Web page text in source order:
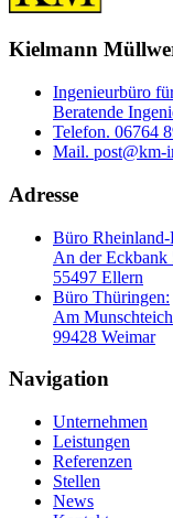
Kielmann
Ingenieurbüro
Beratende
Telefon. 06764
Mail. post@km-
Adresse
Büro Rheinland-
An der Eckbank
55497 Ellern
Büro Thüringen:
Am
99428 Weimar
Navigation
Unternehmen
Leistungen
Referenzen
Stellen
News